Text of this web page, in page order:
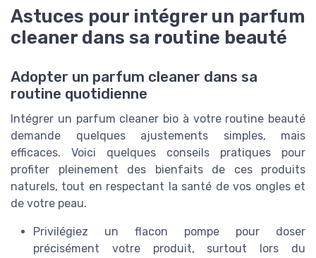
Astuces pour intégrer un parfum
cleaner dans sa routine beauté
Adopter un parfum cleaner dans sa
routine quotidienne
Intégrer un parfum cleaner bio à votre routine beauté
demande quelques ajustements simples, mais
efficaces. Voici quelques conseils pratiques pour
profiter pleinement des bienfaits de ces produits
naturels, tout en respectant la santé de vos ongles et
de votre peau.
Privilégiez un flacon pompe pour doser
précisément votre produit, surtout lors du